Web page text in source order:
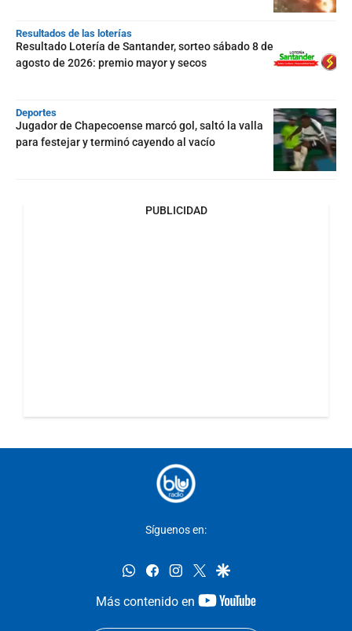
Resultados de las loterías
Resultado Lotería de Santander, sorteo sábado 8 de
agosto de 2026: premio mayor y secos
Deportes
Jugador de Chapecoense marcó gol, saltó la valla
para festejar y terminó cayendo al vacío
PUBLICIDAD
Síguenos en:
whatsappfacebookinstagram
twittergoogle
Más contenido en
youtube-